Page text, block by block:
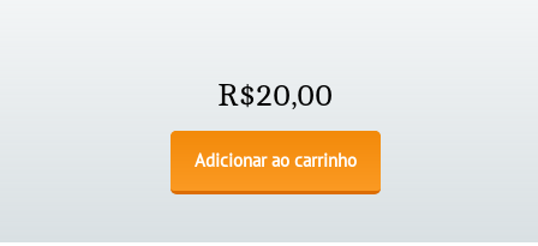
R$20,00
Adicionar ao carrinho